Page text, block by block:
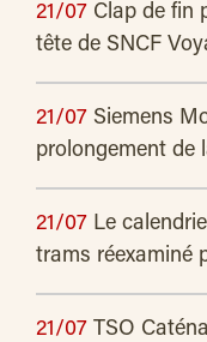
21/07 Clap de fin
tête de SNCF
21/07 Siemens
prolongement de
21/07 Le
trams réexaminé
21/07 TSO